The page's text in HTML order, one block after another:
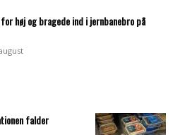
høj og bragede ind i jernbanebro på
falder